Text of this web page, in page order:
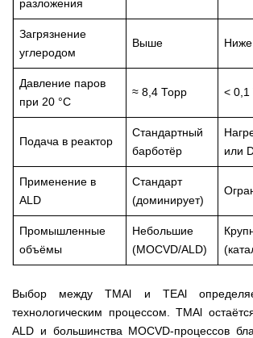
разложения
Загрязнение
углеродом
Выше Ниже
Давление паров
при 20 °C
≈ 8,4 Торр < 0,1
Подача в реактор
Стандартный
барботёр
или
Применение в
ALD
Стандарт
(доминирует)
Промышленные
объёмы
Небольшие
(MOCVD/ALD)
Выбор между TMAl и TEAl
технологическим процессом. TMAl
ALD и большинства MOCVD-процессов